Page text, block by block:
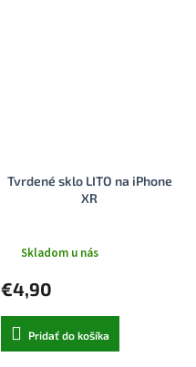
Tvrdené sklo LITO na iPhone
XR
Skladom u nás
€4,90
Pridať do košíka